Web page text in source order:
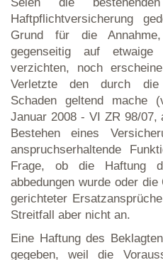
Haftpflichtversicherung
Grund für die
gegenseitig auf etwaige
verzichten, noch
Verletzte den durch die
Schaden geltend mache
Januar 2008 - VI ZR 98/07,
Bestehen eines
anspruchserhaltende
Frage, ob die Haftung
abbedungen wurde oder
gerichteter
Streitfall aber nicht an.
Eine Haftung des
gegeben, weil die